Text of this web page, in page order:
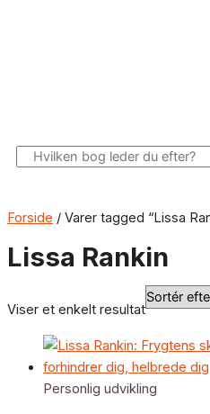
Søg
Forside / Varer tagged “Lissa
Lissa Rankin
Viser et enkelt resultat
Personlig udvikling